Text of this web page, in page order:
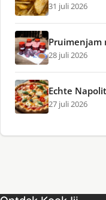
31 juli 2026
Pruimenjam
28 juli 2026
Echte
27 juli 2026